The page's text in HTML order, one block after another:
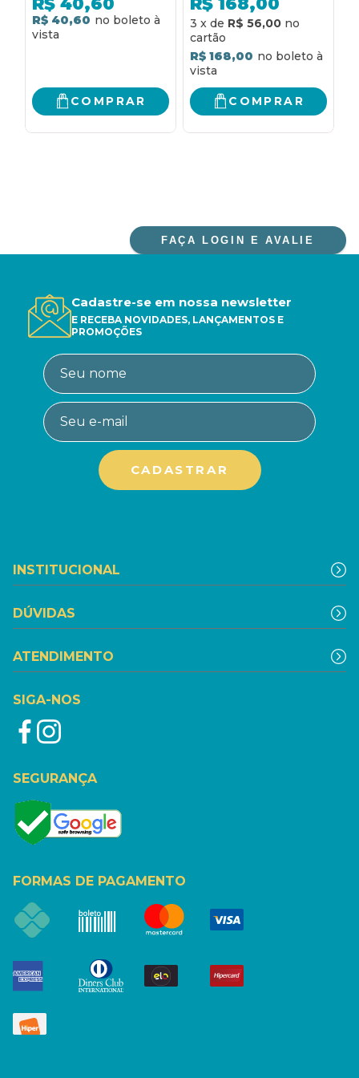
reforma
R$ 40,60
COMPRAR
3 x de R$ 56,00
R$ 168,00
COMPRAR
FAÇA LOGIN E AVALIE
Cadastre-se em nossa newsletter
E RECEBA NOVIDADES, LANÇAMENTOS E
PROMOÇÕES
INSTITUCIONAL
DÚVIDAS
ATENDIMENTO
SIGA-NOS
SEGURANÇA
FORMAS DE PAGAMENTO